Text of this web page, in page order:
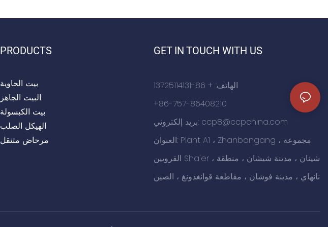
PRODUCTS
بيت الحاوية
البيت الجاهز
بيت الكبسولة
الهيكل الصلب
مرحاض متنقل
GET IN TOUCH WITH US
الهاتف: + 86-13725114131
+86-757-86408210
بريد إلكتروني: ccp8@ccpchina.com
العنوان: Plant A1 ، Zhanbangang ، مجموعة
القرويين Sha'er ، شينان ، مدينة شيشان ، منطقة
نانهاي ، مدينة فوشان ، مقاطعة قوانغدونغ ، الصين